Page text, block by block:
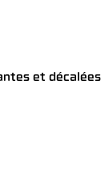
et décalées